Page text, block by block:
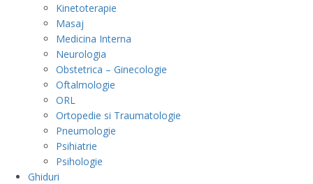
Kinetoterapie
Masaj
Medicina Interna
Neurologia
Obstetrica – Ginecologie
Oftalmologie
ORL
Ortopedie si Traumatologie
Pneumologie
Psihiatrie
Psihologie
Ghiduri